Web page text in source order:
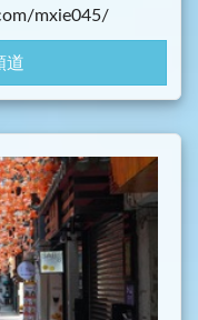
mxie045/
道